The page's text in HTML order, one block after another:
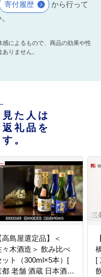
寄付履歴
から行って
によるもので、商品の効果や性
りません。
た人は
礼品を
。
高島屋選定品】＜
々木酒造＞ 飲み比べ
ット（300ml×5本）[
都 老舗 酒蔵 日本酒
[